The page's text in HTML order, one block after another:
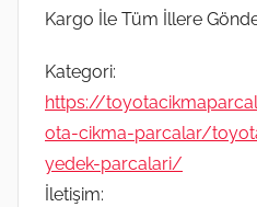
Kargo İle Tüm İllere
Kategori:
https://
ota-cikma-parcalar/
yedek-parcalari/
İletişim: